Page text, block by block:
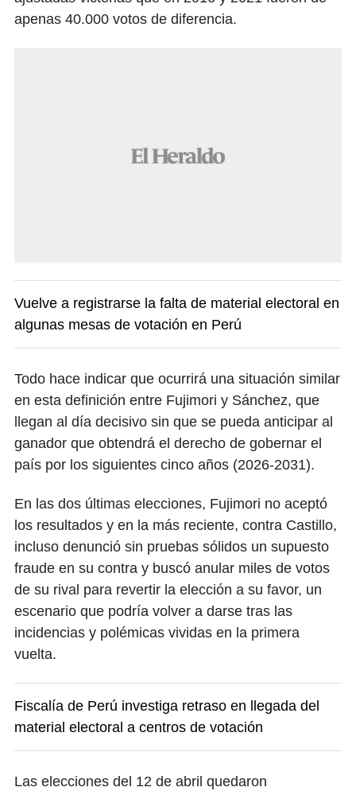
apenas 40.000 votos de diferencia.
Vuelve a registrarse la falta de material electoral en
algunas mesas de votación en Perú
Todo hace indicar que ocurrirá una situación similar
en esta definición entre Fujimori y Sánchez, que
llegan al día decisivo sin que se pueda anticipar al
ganador que obtendrá el derecho de gobernar el
país por los siguientes cinco años (2026-2031).
En las dos últimas elecciones, Fujimori no aceptó
los resultados y en la más reciente, contra Castillo,
incluso denunció sin pruebas sólidos un supuesto
fraude en su contra y buscó anular miles de votos
de su rival para revertir la elección a su favor, un
escenario que podría volver a darse tras las
incidencias y polémicas vividas en la primera
vuelta.
Fiscalía de Perú investiga retraso en llegada del
material electoral a centros de votación
Las elecciones del 12 de abril quedaron